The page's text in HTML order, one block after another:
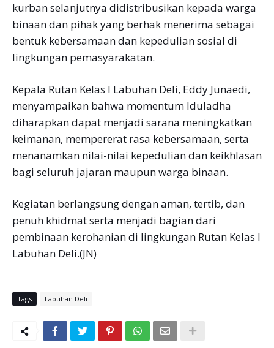
kurban selanjutnya didistribusikan kepada warga
binaan dan pihak yang berhak menerima sebagai
bentuk kebersamaan dan kepedulian sosial di
lingkungan pemasyarakatan.
Kepala Rutan Kelas I Labuhan Deli, Eddy Junaedi,
menyampaikan bahwa momentum Iduladha
diharapkan dapat menjadi sarana meningkatkan
keimanan, mempererat rasa kebersamaan, serta
menanamkan nilai-nilai kepedulian dan keikhlasan
bagi seluruh jajaran maupun warga binaan.
Kegiatan berlangsung dengan aman, tertib, dan
penuh khidmat serta menjadi bagian dari
pembinaan kerohanian di lingkungan Rutan Kelas I
Labuhan Deli.(JN)
Tags Labuhan Deli